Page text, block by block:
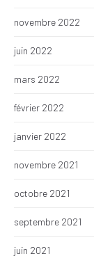
novembre 2022
juin 2022
mars 2022
février 2022
janvier 2022
novembre 2021
octobre 2021
septembre 2021
juin 2021